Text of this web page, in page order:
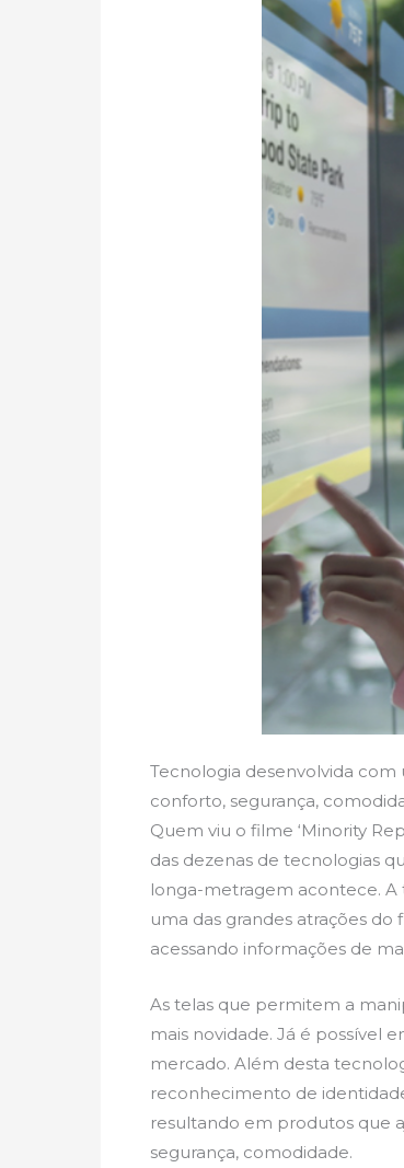
Tecnologia desenvolvida
conforto, segurança,
Quem viu o filme ‘Minority
das dezenas de tecnologias
longa-metragem acontece. A
uma das grandes atrações
acessando informações de
As telas que permitem a
mais novidade. Já é possível
mercado. Além desta
reconhecimento de
resultando em produtos que
segurança, comodidade.